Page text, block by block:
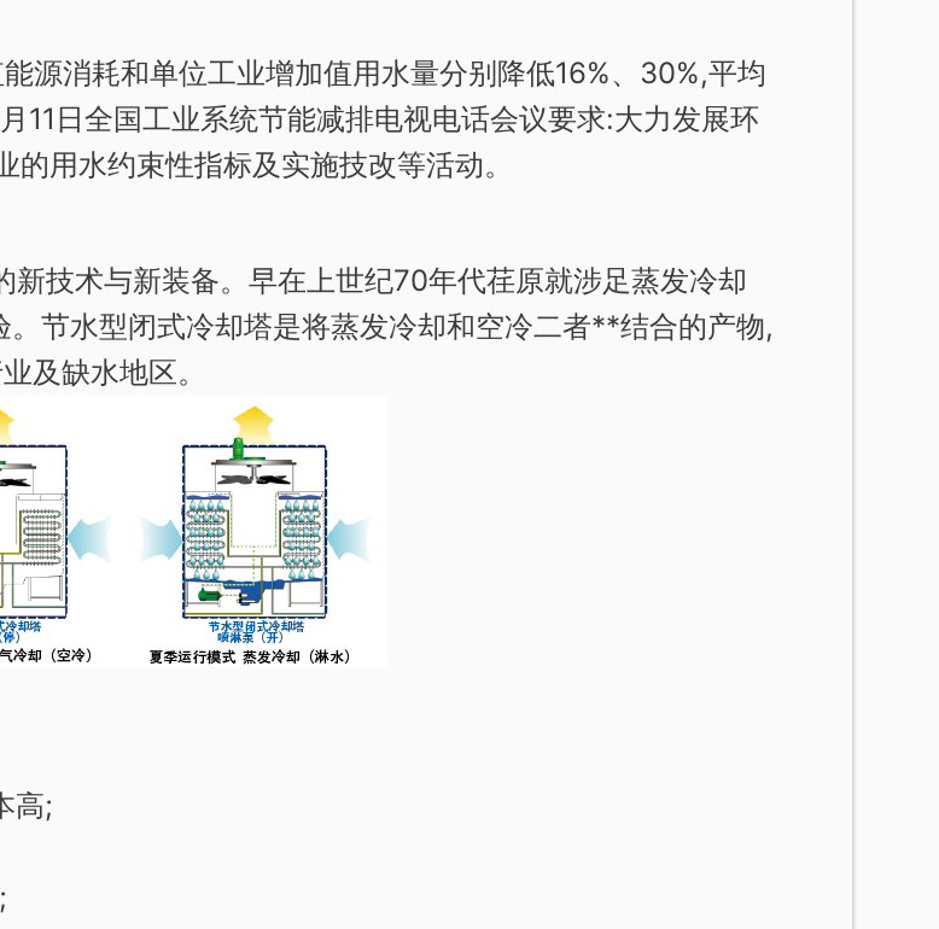
源消耗和单位工业增加值用水量分别降低16%、30%,平均
11日全国工业系统节能减排电视电话会议要求:大力发展环
用水约束性指标及实施技改等活动。
技术与新装备。早在上世纪70年代荏原就涉足蒸发冷却
节水型闭式冷却塔是将蒸发冷却和空冷二者**结合的产物,
及缺水地区。
高;